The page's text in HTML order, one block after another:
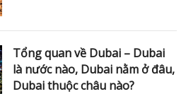
Tổng quan về Dubai – Dubai
là nước nào, Dubai nằm ở đâu,
Dubai thuộc châu nào?